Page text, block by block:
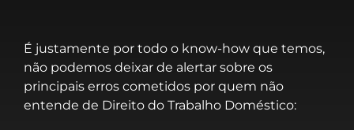
É justamente por todo o know-how que temos,
não podemos deixar de alertar sobre os
principais erros cometidos por quem não
entende de Direito do Trabalho Doméstico: